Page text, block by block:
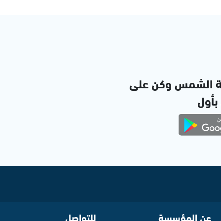
الشمس وكن على
بأول
عن المؤسسة للتواصل